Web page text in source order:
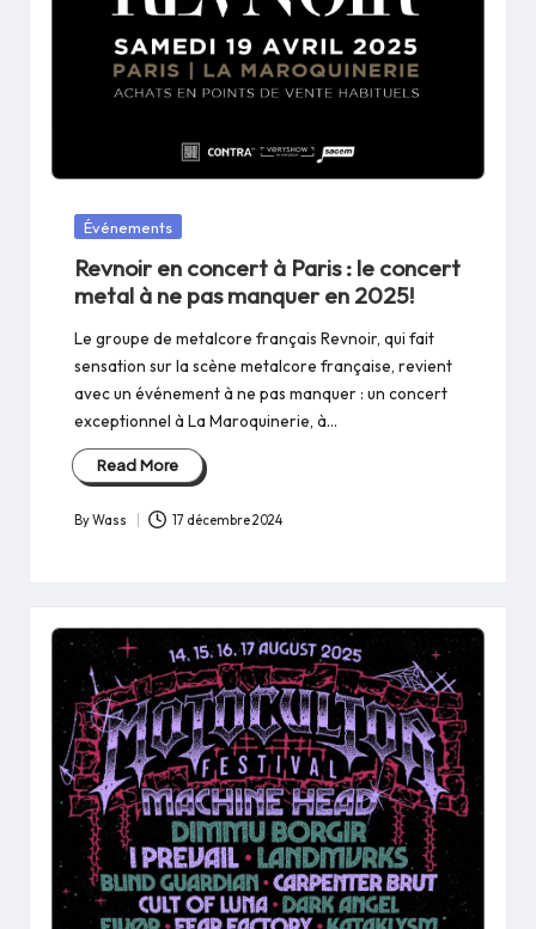
Posted
Événements
Revnoir en concert à Paris : le concert
metal à ne pas manquer en 2025!
Le groupe de metalcore français Revnoir, qui fait
sensation sur la scène metalcore française, revient
avec un événement à ne pas manquer : un concert
exceptionnel à La Maroquinerie, à…
Read More
Posted
ByWass 17 décembre 2024